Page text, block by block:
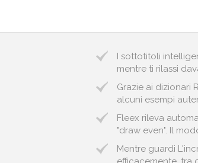
I sottotitoli
mentre ti rilassi
Grazie ai dizionari
alcuni esempi
Fleex rileva
"draw even". Il
Mentre guardi